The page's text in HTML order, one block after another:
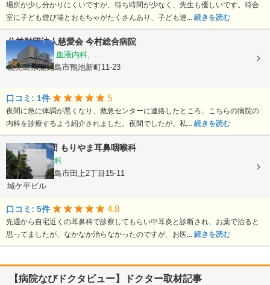
場所が少し分かりにくいですが、待ち時間が少なく、先生も優しいです。待合
室に子ども遊び場とおもちゃがたくさんあり、子ども連... 続きを読む
公益財団法人慈愛会 今村総合病院
内科, 救急科, 血液内科, ...
鹿児島県鹿児島市鴨池新町11-23
口コミ: 1件 5
夜間に急に体調が悪くなり、救急センターに連絡したところ、こちらの病院の
内科を診療するよう紹介されました。夜間でしたが、私... 続きを読む
医療法人社団 もりやま耳鼻咽喉科
耳鼻いんこう科
鹿児島県鹿児島市田上2丁目15-11
城ケ平ビル
口コミ: 5件 4.8
先週から自宅近くの耳鼻科で診察してもらい中耳炎と診断され、お薬で治ると
思ってましたが、なかなか治らなかったのですが、お医... 続きを読む
【病院なびドクタビュー】ドクター取材記事